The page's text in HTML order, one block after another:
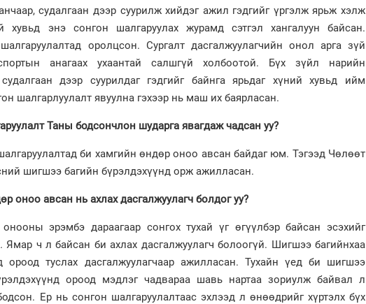
судалгаан дээр суурилж хийдэг ажил гэдгийг үргэлж ярьж хэлж
хувьд энэ сонгон шалгаруулах журамд сэтгэл хангалуун байсан.
оролцсон. Сургалт дасгалжуулагчийн онол арга зүй
анагаах ухаантай салшгүй холбоотой. Бүх зүйл нарийн
дээр суурилдаг гэдгийг байнга ярьдаг хүний хувьд ийм
шалгарлуулалт явуулна гэхээр нь маш их баярласан.
Таны бодсончлон шударга явагдаж чадсан уу?
би хамгийн өндөр оноо авсан байдаг юм. Тэгээд Чөлөөт
шигшээ багийн бүрэлдэхүүнд орж ажилласан.
оноо авсан нь ахлах дасгалжуулагч болдог уу?
эрэмбэ дараагаар сонгох тухай үг өгүүлбэр байсан эсэхийг
ч л байсан би ахлах дасгалжуулагч болоогүй. Шигшээ багийнхаа
ороод туслах дасгалжуулагчаар ажилласан. Тухайн үед би шигшээ
ороод мэдлэг чадвараа шавь нартаа зориулж байвал л
Ер нь сонгон шалгаруулалтаас эхлээд л өнөөдрийг хүртэлх бүх